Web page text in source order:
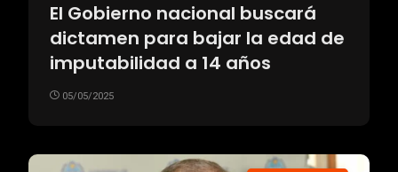
El Gobierno nacional buscará
dictamen para bajar la edad de
imputabilidad a 14 años
05/05/2025